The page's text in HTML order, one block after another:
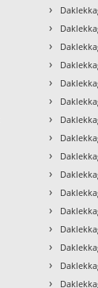
›
›
›
›
›
›
›
›
›
›
›
›
›
›
›
›